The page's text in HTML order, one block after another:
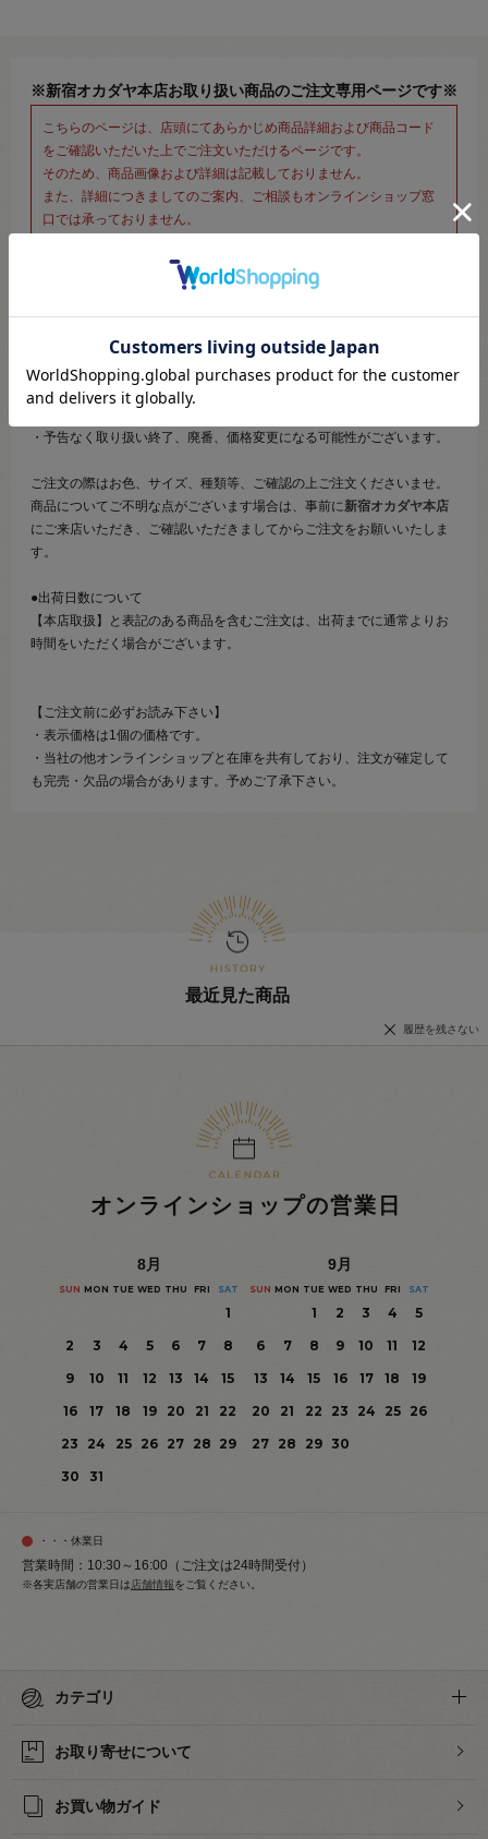
※新宿オカダヤ本店お取り扱い商品のご注文専用ページです※
こちらのページは、店頭にてあらかじめ商品詳細および商品コード
をご確認いただいた上でご注文いただけるページです。
そのため、商品画像および詳細は記載しておりません。
また、詳細につきましてのご案内、ご相談もオンラインショップ窓
口では承っておりません。
文いただきますようお願いいたします。
●ご注文について
・メール等での画像送信はいたしかねますのでご了承くださいませ。
・商品の特性等により、ご注文後にご連絡を差し上げることがございま
・予告なく取り扱い終了、廃番、価格変更になる可能性がございます。
ご注文の際はお色、サイズ、種類等、ご確認の上ご注文くださいませ。
商品についてご不明な点がございます場合は、事前に新宿オカダヤ本店
にご来店いただき、ご確認いただきましてからご注文をお願いいたしま
す。
●出荷日数について
【本店取扱】と表記のある商品を含むご注文は、出荷までに通常よりお
時間をいただく場合がございます。
【ご注文前に必ずお読み下さい】
・表示価格は1個の価格です。
・当社の他オンラインショップと在庫を共有しており、注文が確定して
も完売・欠品の場合があります。予めご了承下さい。
最近見た商品
履歴を残さない
オンラインショップの営業日
8月
SUN MON TUE WED THU FRI SAT
1
2
3 4 5 6 7
8
9
10 11 12 13 14
15
16
17 18 19 20 21
22
23
24 25 26 27 28 29
30
31
9月
SUN MON TUE WED THU FRI SAT
1 2 3 4
5
6
7 8 9 10 11
12
13
14 15 16 17 18
19
20
21 22 23 24 25
26
27 28 29 30
・・・休業日
営業時間：10:30～16:00（ご注文は24時間受付）
※各実店舗の営業日は 店舗情報をご覧ください。
カテゴリ
お取り寄せについて
お買い物ガイド